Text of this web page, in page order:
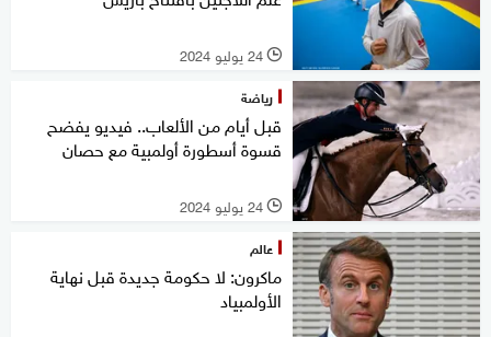
l 24 يوليو 2024
رياضة
قبل أيام من الألعاب.. فيديو يفضح
قسوة أسطورة أولمبية مع حصان
l 24 يوليو 2024
عالم
ماكرون: لا حكومة جديدة قبل نهاية
الأولمبياد